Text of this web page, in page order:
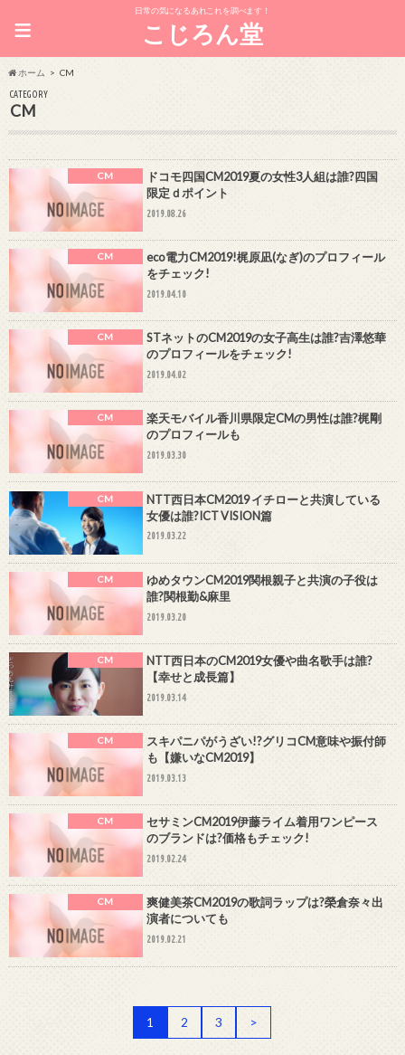
日常の気になるあれこれを調べます！
こじろん堂
≡
ホーム CM
CATEGORY
CM
CM
ドコモ四国CM2019夏の女性3人組は誰?四国
限定ｄポイント
2019.08.26
CM
eco電力CM2019!梶原凪(なぎ)のプロフィール
をチェック!
2019.04.10
CM
STネットのCM2019の女子高生は誰?吉澤悠華
のプロフィールをチェック!
2019.04.02
CM
楽天モバイル香川県限定CMの男性は誰?梶剛
のプロフィールも
2019.03.30
CM
NTT西日本CM2019 イチローと共演している
女優は誰?ICT VISION篇
2019.03.22
CM
ゆめタウンCM2019関根親子と共演の子役は
誰?関根勤&麻里
2019.03.20
CM
NTT西日本のCM2019女優や曲名歌手は誰?
【幸せと成長篇】
2019.03.14
CM
スキパニパがうざい!?グリコCM意味や振付師
も【嫌いなCM2019】
2019.03.13
CM
セサミンCM2019伊藤ライム着用ワンピース
のブランドは?価格もチェック!
2019.02.24
CM
爽健美茶CM2019の歌詞ラップは?榮倉奈々出
演者についても
2019.02.21
1 2 3 >